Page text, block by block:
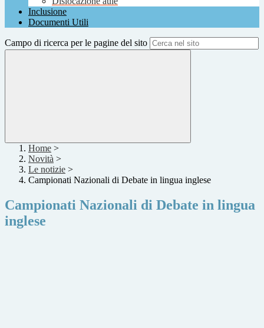
Inclusione
Documenti Utili
Campo di ricerca per le pagine del sito
Home >
Novità >
Le notizie >
Campionati Nazionali di Debate in lingua inglese
Campionati Nazionali di Debate in lingua
inglese